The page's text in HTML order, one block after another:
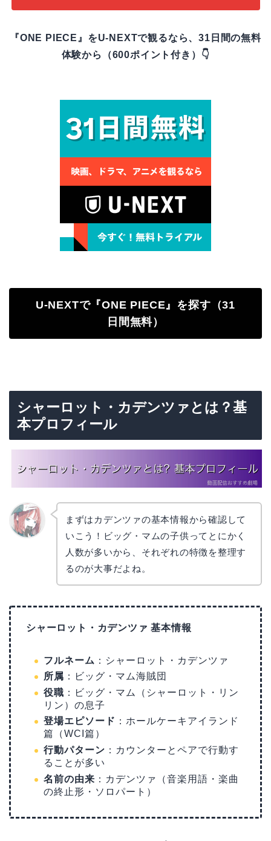
『ONE PIECE』をU-NEXTで観るなら、31日間の無料
体験から（600ポイント付き）👇
U-NEXTで『ONE PIECE』を探す（31
日間無料）
シャーロット・カデンツァとは？基
本プロフィール
まずはカデンツァの基本情報から確認して
いこう！ビッグ・マムの子供ってとにかく
人数が多いから、それぞれの特徴を整理す
るのが大事だよね。
シャーロット・カデンツァ 基本情報
フルネーム ：シャーロット・カデンツァ
所属 ：ビッグ・マム海賊団
役職 ：ビッグ・マム（シャーロット・リン
リン）の息子
登場エピソード ：ホールケーキアイランド
篇（WCI篇）
行動パターン ：カウンターとペアで行動す
ることが多い
名前の由来 ：カデンツァ（音楽用語・楽曲
の終止形・ソロパート）